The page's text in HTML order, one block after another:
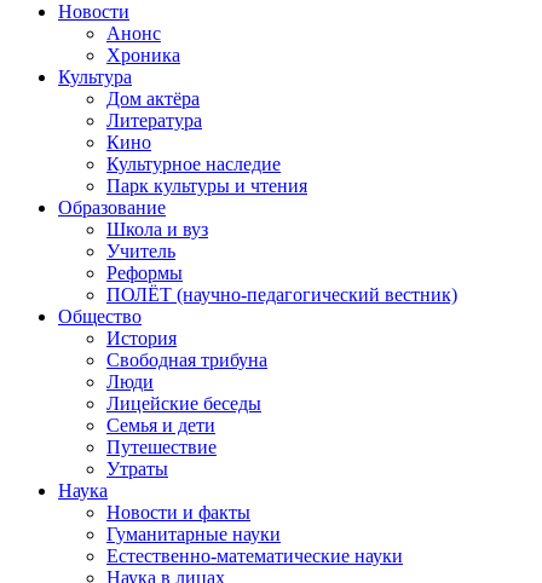
Новости
Анонс
Хроника
Культура
Дом актёра
Литература
Кино
Культурное наследие
Парк культуры и чтения
Образование
Школа и вуз
Учитель
Реформы
ПОЛЁТ (научно-педагогический вестник)
Общество
История
Свободная трибуна
Люди
Лицейские беседы
Семья и дети
Путешествие
Утраты
Наука
Новости и факты
Гуманитарные науки
Естественно-математические науки
Наука в лицах